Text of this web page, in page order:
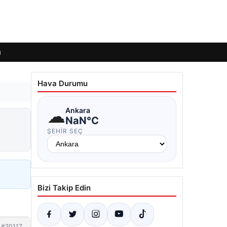
Hava Durumu
☁Ankara
NaN°C
ŞEHIR SEÇ
Bizi Takip Edin